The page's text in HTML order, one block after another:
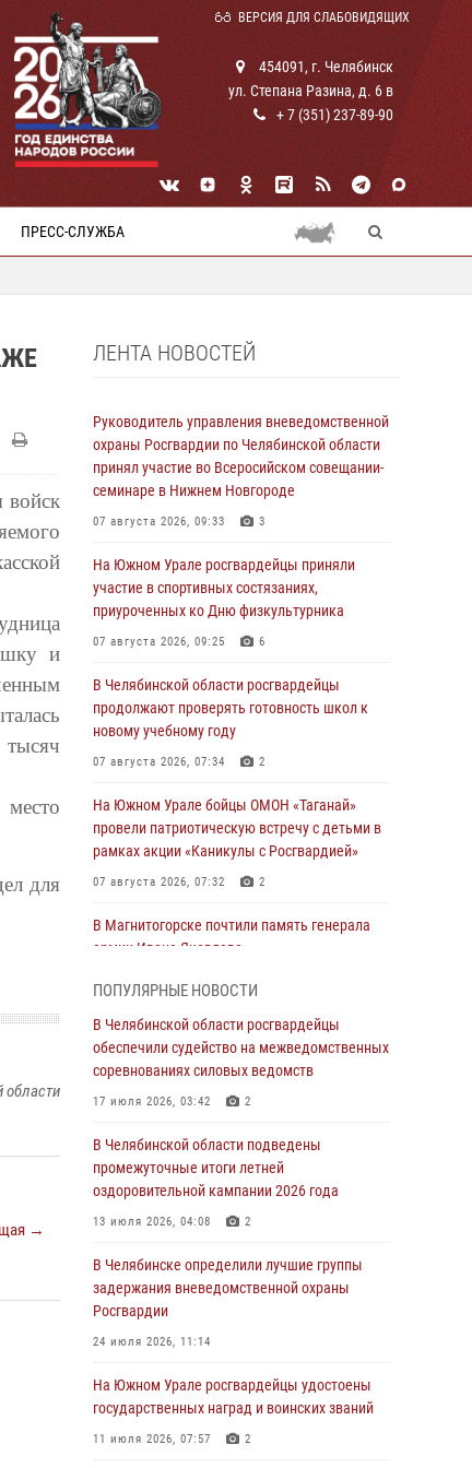
ВЕРСИЯ ДЛЯ СЛАБОВИДЯЩИХ
454091, г. Челябинск
ул. Степана Разина, д. 6 в
+ 7 (351) 237-89-90
ПРЕСС-СЛУЖБА
войск
и
для
области
→
ЛЕНТА НОВОСТЕЙ
Руководитель управления вневедомственной
охраны Росгвардии по Челябинской области
принял участие во Всеросийском совещании-
семинаре в Нижнем Новгороде
07 августа 2026, 09:33 3
На Южном Урале росгвардейцы приняли
участие в спортивных состязаниях,
приуроченных ко Дню физкультурника
07 августа 2026, 09:25 6
В Челябинской области росгвардейцы
продолжают проверять готовность школ к
новому учебному году
07 августа 2026, 07:34 2
На Южном Урале бойцы ОМОН «Таганай»
провели патриотическую встречу с детьми в
рамках акции «Каникулы с Росгвардией»
07 августа 2026, 07:32 2
В Магнитогорске почтили память генерала
армии Ивана Яковлева
В Магнитогорске сотрудники Росгвардии
задержали рецидивиста за хищение алкоголя
из супермаркета
05 августа 2026, 06:06
На Южном Урале спецназ Росгвардии провел
военно-полевые сборы для кадетов
04 августа 2026, 10:03 1
воров в Челябинске
04 августа 2026, 10:00
На Южном Урале сотрудники Росгвардии
убийства
03 августа 2026, 11:41
ПОПУЛЯРНЫЕ НОВОСТИ
В Челябинской области росгвардейцы
обеспечили судейство на межведомственных
соревнованиях силовых ведомств
17 июля 2026, 03:42 2
В Челябинской области подведены
промежуточные итоги летней
оздоровительной кампании 2026 года
13 июля 2026, 04:08 2
В Челябинске определили лучшие группы
задержания вневедомственной охраны
Росгвардии
24 июля 2026, 11:14
На Южном Урале росгвардейцы удостоены
государственных наград и воинских званий
11 июля 2026, 07:57 2